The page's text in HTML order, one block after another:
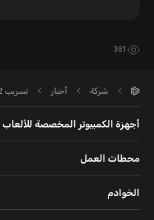
361
شركة أخبار تسريب AMD Ryzen 9 9950X3D2: ذاكرة تخزين مؤقت بسعة 192MB وتصميم Dual 3D V-Cache
أجهزة الكمبيوتر المخصصة للألعاب
محطات العمل
الخوادم